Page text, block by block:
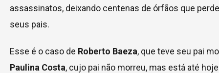
assassinatos, deixando centenas de órfãos que
seus pais.
Esse é o caso de Roberto Baeza, que teve seu pai
Paulina Costa, cujo pai não morreu, mas está até hoje